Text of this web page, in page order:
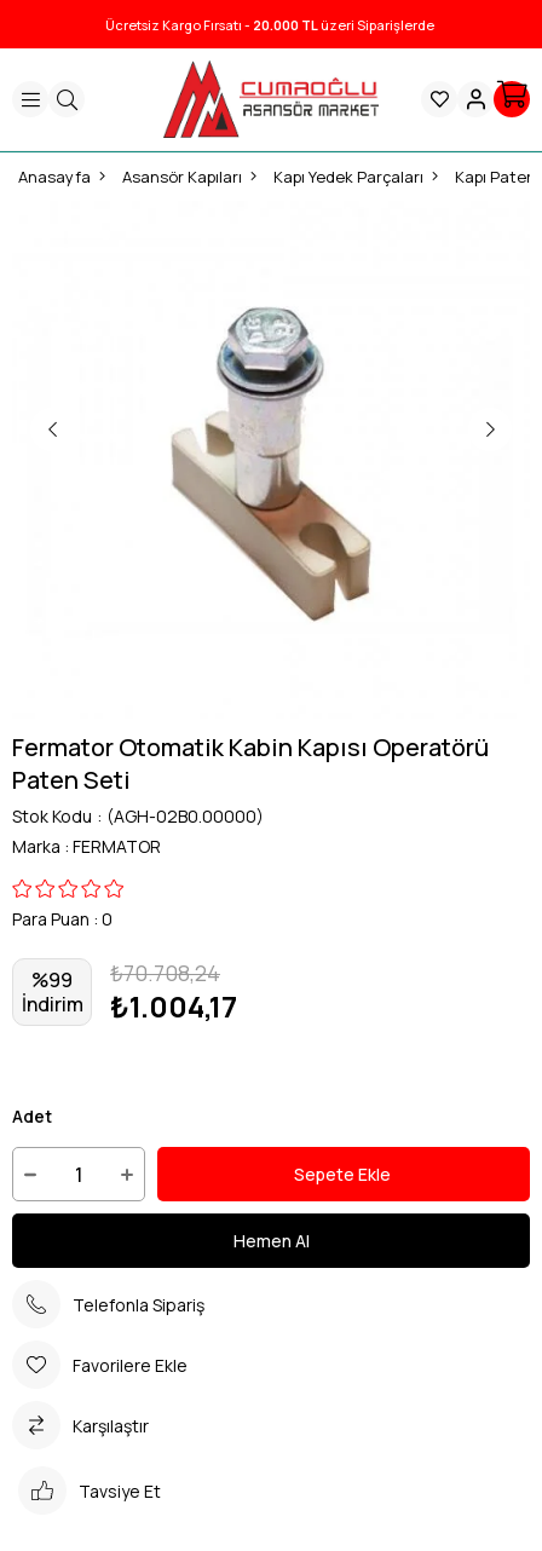
Ücretsiz Kargo Fırsatı - 20.000 TLüzeri Siparişlerde
Anasayfa Asansör Kapıları Kapı Yedek Parçaları Kapı
Fermator Otomatik Kabin Kapısı Operatörü
Paten Seti
Stok Kodu
(AGH-02B0.00000)
Marka : FERMATOR
Para Puan : 0
%99
İndirim
₺70.708,24
₺1.004,17
Adet
Telefonla Sipariş
Favorilere Ekle
Karşılaştır
Tavsiye Et